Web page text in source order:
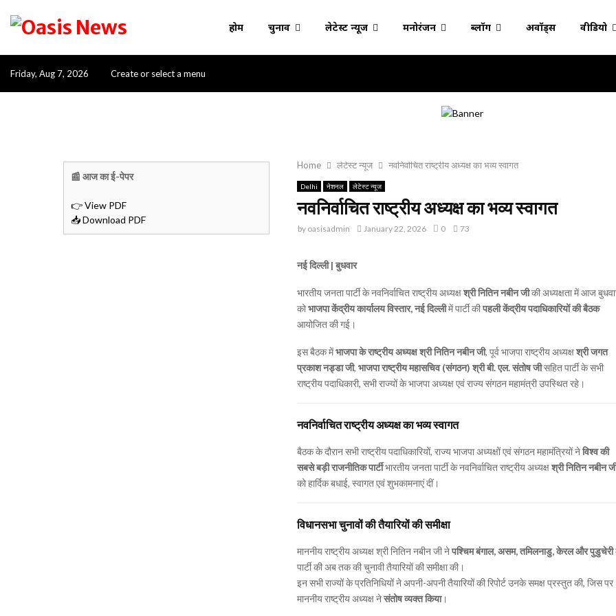
होम चुनाव लेटेस्ट न्यूज मनोरंजन ब्लॉग अवॉर्ड्स वीडियो
Friday, Aug 7, 2026 Create or select a menu
Home लेटेस्ट न्यूज नवनिर्वाचित राष्ट्रीय अध्यक्ष का भव्य स्वागत
Delhi नेशनल लेटेस्ट न्यूज
नवनिर्वाचित राष्ट्रीय अध्यक्ष का भव्य स्वागत
by oasisadmin January 22, 2026 0 73
नई दिल्ली | बुधवार
भारतीय जनता पार्टी के नवनिर्वाचित राष्ट्रीय अध्यक्षश्री नितिन नबीन जीकी अध्यक्षता में आज
कोभाजपा केंद्रीय कार्यालय विस्तार, नई दिल्लीमें पार्टी कीपहली केंद्रीय पदाधिकारियों की बैठक
आयोजित की गई।
इस बैठक मेंभाजपा के राष्ट्रीय अध्यक्ष श्री नितिन नबीन जी, पूर्व भाजपा राष्ट्रीय अध्यक्षश्री जगत
प्रकाश नड्डा जी, भाजपा राष्ट्रीय महासचिव (संगठन) श्री बी. एल. संतोष जीसहित पार्टी के सभी
राष्ट्रीय पदाधिकारी, सभी राज्यों के भाजपा अध्यक्ष एवं राज्य संगठन महामंत्री उपस्थित रहे।
नवनिर्वाचित राष्ट्रीय अध्यक्ष का भव्य स्वागत
बैठक के दौरान सभी राष्ट्रीय पदाधिकारियों, राज्य भाजपा अध्यक्षों एवं संगठन महामंत्रियों नेविश्व की
सबसे बड़ी राजनीतिक पार्टीभारतीय जनता पार्टी के नवनिर्वाचित राष्ट्रीय अध्यक्षश्री नितिन नबीन
को हार्दिक बधाई, स्वागत एवं शुभकामनाएं दीं।
विधानसभा चुनावों की तैयारियों की समीक्षा
माननीय राष्ट्रीय अध्यक्ष श्री नितिन नबीन जी नेपश्चिम बंगाल, असम, तमिलनाडु, केरल और पुडुचेरी
पार्टी की अब तक की चुनावी तैयारियों की समीक्षा की।
इन सभी राज्यों के प्रतिनिधियों ने अपनी-अपनी तैयारियों की रिपोर्ट उनके समक्ष प्रस्तुत की, जिस पर
माननीय राष्ट्रीय अध्यक्ष नेसंतोष व्यक्त किया।
📰 आज का ई-पेपर
👉 View PDF
📥 Download PDF